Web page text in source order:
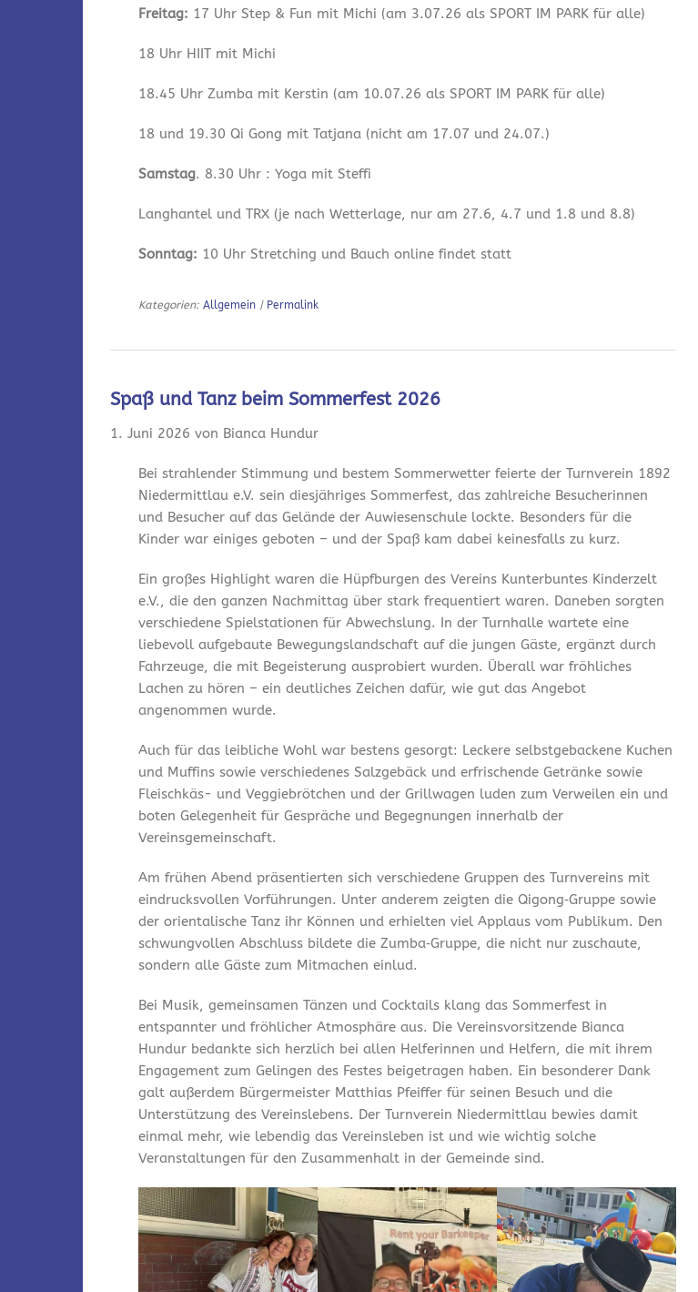
Freitag: 17 Uhr Step & Fun mit Michi (am 3.07.26 als SPORT IM PARK für alle)
18 Uhr HIIT mit Michi
18.45 Uhr Zumba mit Kerstin (am 10.07.26 als SPORT IM PARK für alle)
18 und 19.30 Qi Gong mit Tatjana (nicht am 17.07 und 24.07.)
Samstag. 8.30 Uhr : Yoga mit Steffi
Langhantel und TRX (je nach Wetterlage, nur am 27.6, 4.7 und 1.8 und 8.8)
Sonntag: 10 Uhr Stretching und Bauch online findet statt
Kategorien:Allgemein | Permalink
Spaß und Tanz beim Sommerfest 2026
1. Juni 2026 von Bianca Hundur
Bei strahlender Stimmung und bestem Sommerwetter feierte der Turnverein 1892
Niedermittlau e.V. sein diesjähriges Sommerfest, das zahlreiche Besucherinnen
und Besucher auf das Gelände der Auwiesenschule lockte. Besonders für die
Kinder war einiges geboten – und der Spaß kam dabei keinesfalls zu kurz.
Ein großes Highlight waren die Hüpfburgen des Vereins Kunterbuntes Kinderzelt
e.V., die den ganzen Nachmittag über stark frequentiert waren. Daneben sorgten
verschiedene Spielstationen für Abwechslung. In der Turnhalle wartete eine
liebevoll aufgebaute Bewegungslandschaft auf die jungen Gäste, ergänzt durch
Fahrzeuge, die mit Begeisterung ausprobiert wurden. Überall war fröhliches
Lachen zu hören – ein deutliches Zeichen dafür, wie gut das Angebot
angenommen wurde.
Auch für das leibliche Wohl war bestens gesorgt: Leckere selbstgebackene Kuchen
und Muffins sowie verschiedenes Salzgebäck und erfrischende Getränke sowie
Fleischkäs- und Veggiebrötchen und der Grillwagen luden zum Verweilen ein und
boten Gelegenheit für Gespräche und Begegnungen innerhalb der
Vereinsgemeinschaft.
Am frühen Abend präsentierten sich verschiedene Gruppen des Turnvereins mit
eindrucksvollen Vorführungen. Unter anderem zeigten die Qigong‑Gruppe sowie
der orientalische Tanz ihr Können und erhielten viel Applaus vom Publikum. Den
schwungvollen Abschluss bildete die Zumba‑Gruppe, die nicht nur zuschaute,
sondern alle Gäste zum Mitmachen einlud.
Bei Musik, gemeinsamen Tänzen und Cocktails klang das Sommerfest in
entspannter und fröhlicher Atmosphäre aus. Die Vereinsvorsitzende Bianca
Hundur bedankte sich herzlich bei allen Helferinnen und Helfern, die mit ihrem
Engagement zum Gelingen des Festes beigetragen haben. Ein besonderer Dank
galt außerdem Bürgermeister Matthias Pfeiffer für seinen Besuch und die
Unterstützung des Vereinslebens. Der Turnverein Niedermittlau bewies damit
einmal mehr, wie lebendig das Vereinsleben ist und wie wichtig solche
Veranstaltungen für den Zusammenhalt in der Gemeinde sind.